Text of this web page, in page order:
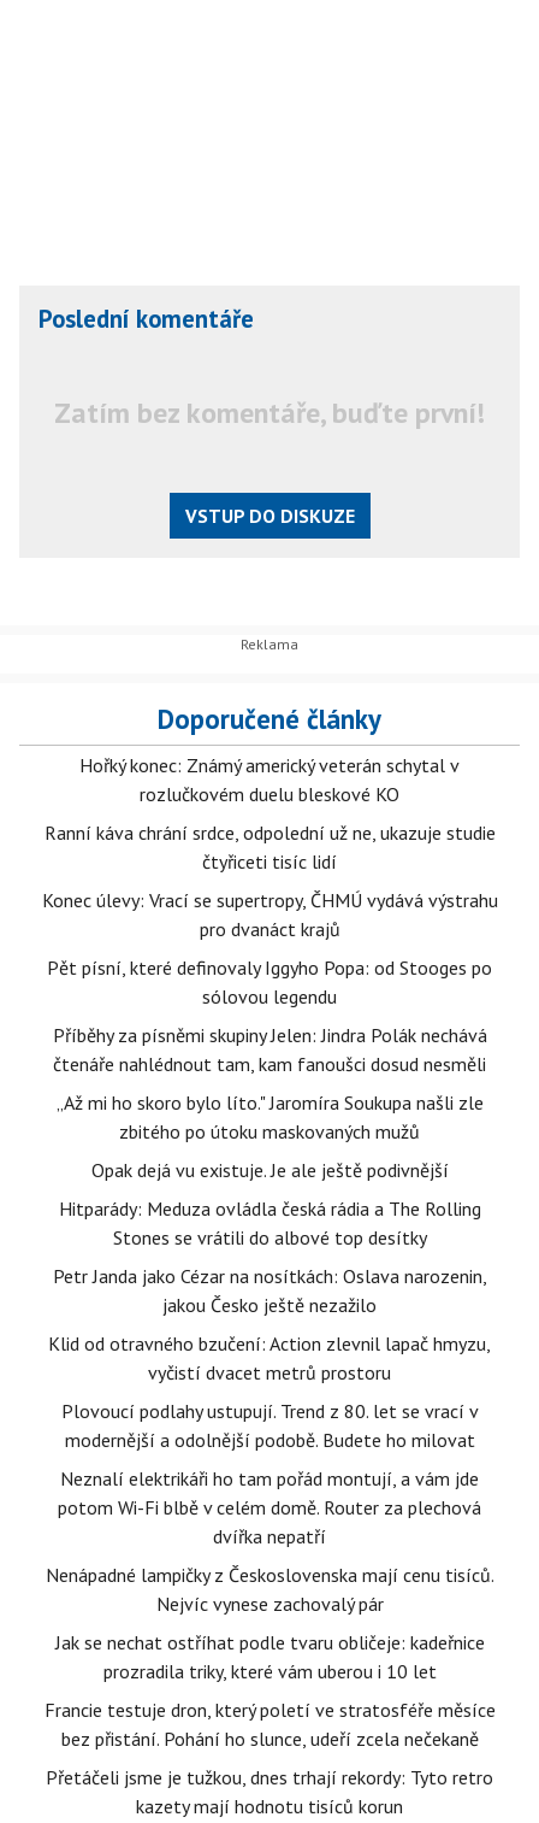
Poslední komentáře
Zatím bez komentáře, buďte první!
VSTUP DO DISKUZE
Doporučené články
Hořký konec: Známý americký veterán schytal v
rozlučkovém duelu bleskové KO
Ranní káva chrání srdce, odpolední už ne, ukazuje studie
čtyřiceti tisíc lidí
Konec úlevy: Vrací se supertropy, ČHMÚ vydává výstrahu
pro dvanáct krajů
Pět písní, které definovaly Iggyho Popa: od Stooges po
sólovou legendu
Příběhy za písněmi skupiny Jelen: Jindra Polák nechává
čtenáře nahlédnout tam, kam fanoušci dosud nesměli
„Až mi ho skoro bylo líto." Jaromíra Soukupa našli zle
zbitého po útoku maskovaných mužů
Opak dejá vu existuje. Je ale ještě podivnější
Hitparády: Meduza ovládla česká rádia a The Rolling
Stones se vrátili do albové top desítky
Petr Janda jako Cézar na nosítkách: Oslava narozenin,
jakou Česko ještě nezažilo
Klid od otravného bzučení: Action zlevnil lapač hmyzu,
vyčistí dvacet metrů prostoru
Plovoucí podlahy ustupují. Trend z 80. let se vrací v
modernější a odolnější podobě. Budete ho milovat
Neznalí elektrikáři ho tam pořád montují, a vám jde
potom Wi-Fi blbě v celém domě. Router za plechová
dvířka nepatří
Nenápadné lampičky z Československa mají cenu tisíců.
Nejvíc vynese zachovalý pár
Jak se nechat ostříhat podle tvaru obličeje: kadeřnice
prozradila triky, které vám uberou i 10 let
Francie testuje dron, který poletí ve stratosféře měsíce
bez přistání. Pohání ho slunce, udeří zcela nečekaně
Přetáčeli jsme je tužkou, dnes trhají rekordy: Tyto retro
kazety mají hodnotu tisíců korun